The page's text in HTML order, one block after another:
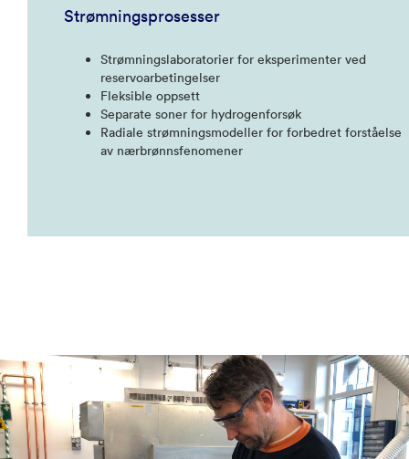
Strømningsprosesser
Strømningslaboratorier for eksperimenter ved
reservoarbetingelser
Fleksible oppsett
Separate soner for hydrogenforsøk
Radiale strømningsmodeller for forbedret forståelse
av nærbrønnsfenomener